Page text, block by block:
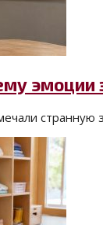
странную